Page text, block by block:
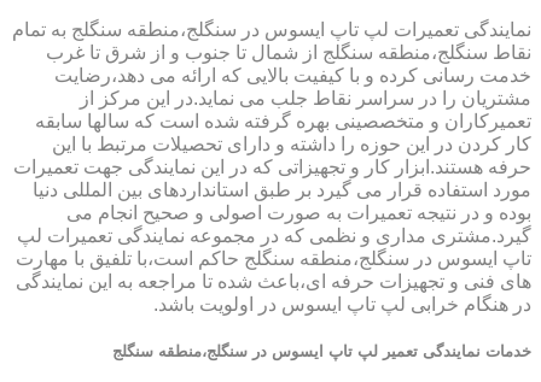
نمایندگی تعمیرات لپ تاپ ایسوس در سنگلج،منطقه سنگلج به تمام
نقاط سنگلج،منطقه سنگلج از شمال تا جنوب و از شرق تا غرب
خدمت رسانی کرده و با کیفیت بالایی که ارائه می دهد،رضایت
مشتریان را در سراسر نقاط جلب می نماید.در این مرکز از
تعمیرکاران و متخصصینی بهره گرفته شده است که سالها سابقه
کار کردن در این حوزه را داشته و دارای تحصیلات مرتبط با این
حرفه هستند.ابزار کار و تجهیزاتی که در این نمایندگی جهت تعمیرات
مورد استفاده قرار می گیرد بر طبق استانداردهای بین المللی دنیا
بوده و در نتیجه تعمیرات به صورت اصولی و صحیح انجام می
گیرد.مشتری مداری و نظمی که در مجموعه نمایندگی تعمیرات لپ
تاپ ایسوس در سنگلج،منطقه سنگلج حاکم است،با تلفیق با مهارت
های فنی و تجهیزات حرفه ای،باعث شده تا مراجعه به این نمایندگی
در هنگام خرابی لپ تاپ ایسوس در اولویت باشد.
خدمات نمایندگی تعمیر لپ تاپ ایسوس در سنگلج،منطقه سنگلج